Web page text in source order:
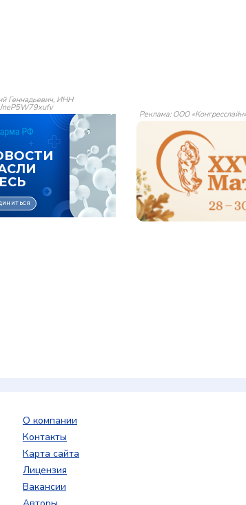
Геннадьевич, ИНН
Реклама: ООО
О компании
Контакты
Карта сайта
Лицензия
Вакансии